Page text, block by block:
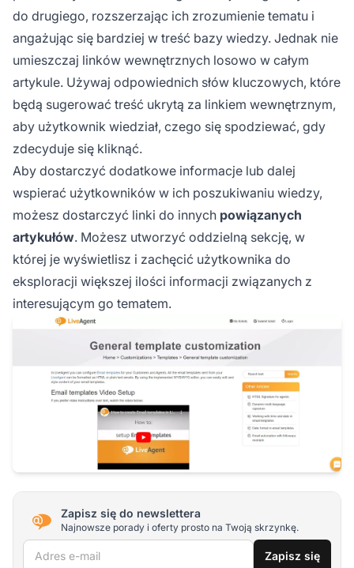
do drugiego, rozszerzając ich zrozumienie tematu i
angażując się bardziej w treść bazy wiedzy. Jednak nie
umieszczaj linków wewnętrznych losowo w całym
artykule. Używaj odpowiednich słów kluczowych, które
będą sugerować treść ukrytą za linkiem wewnętrznym,
aby użytkownik wiedział, czego się spodziewać, gdy
zdecyduje się kliknąć.
Aby dostarczyć dodatkowe informacje lub dalej
wspierać użytkowników w ich poszukiwaniu wiedzy,
możesz dostarczyć linki do innych powiązanych
artykułów. Możesz utworzyć oddzielną sekcję, w
której je wyświetlisz i zachęcić użytkownika do
eksploracji większej ilości informacji związanych z
interesującym go tematem.
Zapisz się do newslettera
Najnowsze porady i oferty prosto na Twoją skrzynkę.
Adres e-mail Zapisz się